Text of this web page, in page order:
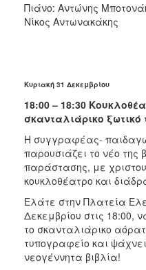
Πιάνο: Αντώνης
Νίκος Αντωνακάκης
Κυριακή 31 Δεκεμβρίου
18:00 – 18:30
σκανταλιάρικο
Η συγγραφέας-
παρουσιάζει το νέο της
παράστασης, με
κουκλοθέατρο και
Ελάτε στην Πλατεία
Δεκεμβρίου στις 18:00,
το σκανταλιάρικο
τυπογραφείο και
νεογέννητα βιβλία!